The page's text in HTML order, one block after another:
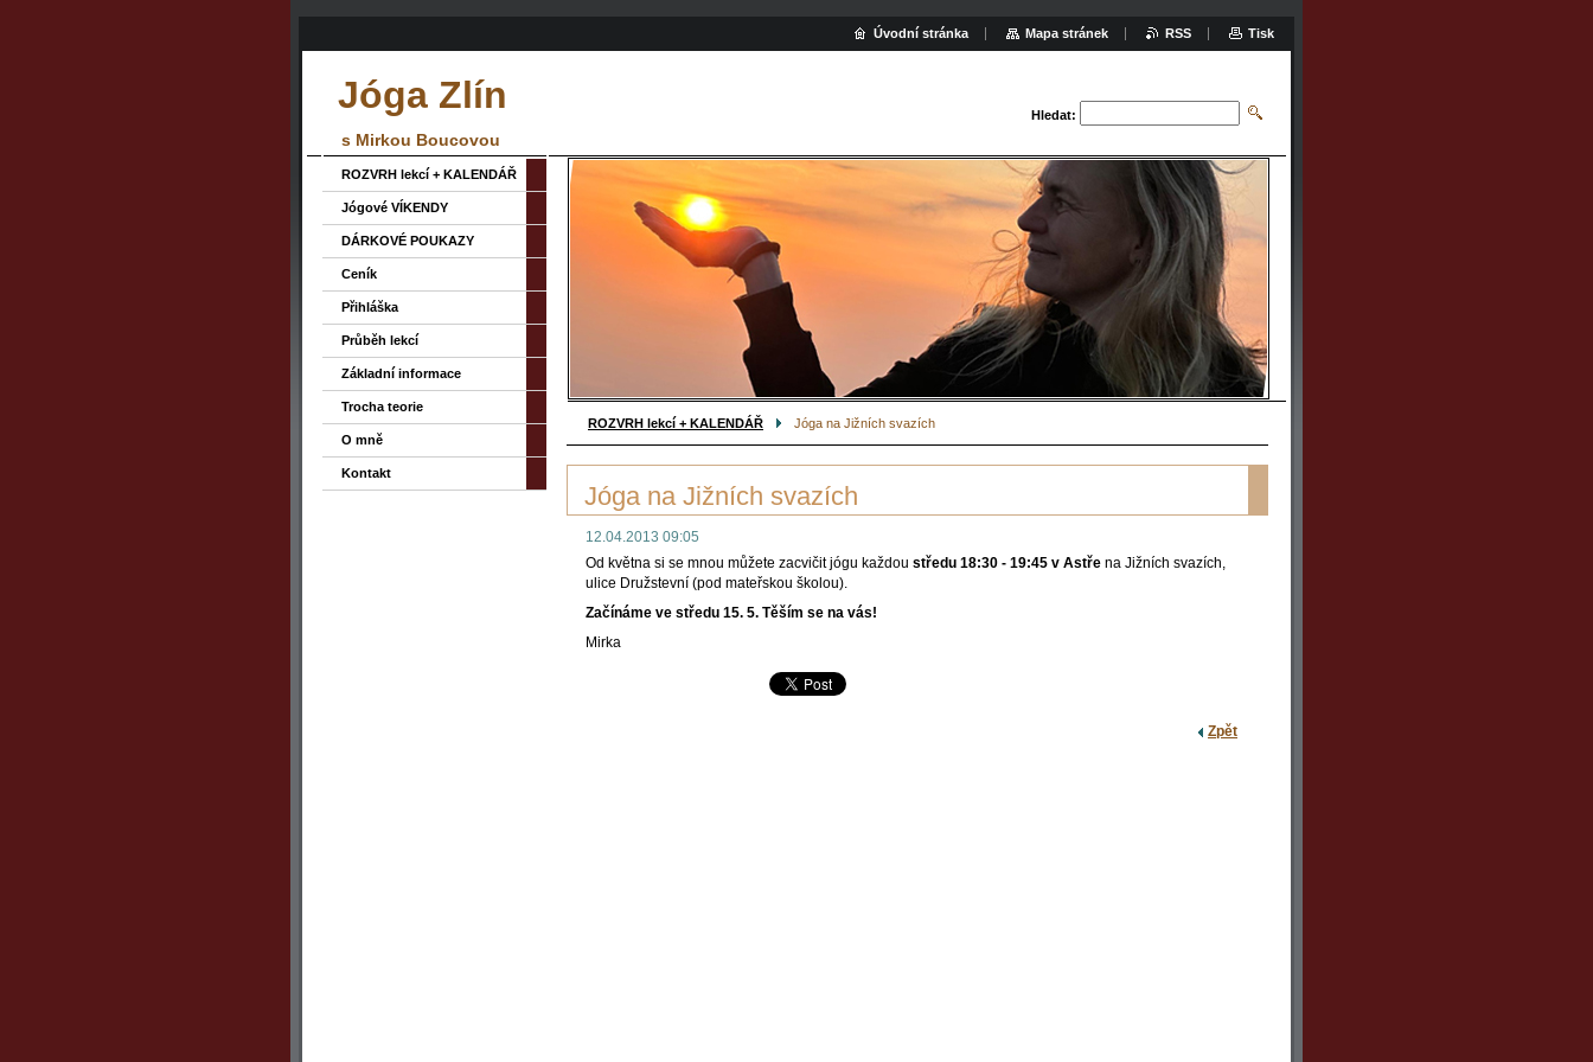
Jóga Zlín
s Mirkou Boucovou
Hledat:
ROZVRH lekcí + KALENDÁŘ Jóga na Jižních svazích
Jóga na Jižních svazích
12.04.2013 09:05
Od května si se mnou můžete zacvičit jógu každou středu 18:30 - 19:45 v Astře na Jižních svazích,
ulice Družstevní (pod mateřskou školou).
Začínáme ve středu 15. 5. Těším se na vás!
Mirka
Zpět
ROZVRH lekcí + KALENDÁŘ
Jógové VÍKENDY
DÁRKOVÉ POUKAZY
Ceník
Přihláška
Průběh lekcí
Základní informace
Trocha teorie
O mně
Kontakt
Úvodní stránka Mapa stránek RSS Tisk